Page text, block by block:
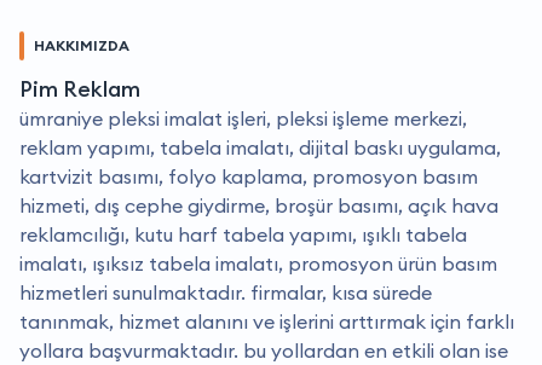
HAKKIMIZDA
Pim Reklam
ümraniye pleksi imalat işleri, pleksi işleme merkezi,
reklam yapımı, tabela imalatı, dijital baskı uygulama,
kartvizit basımı, folyo kaplama, promosyon basım
hizmeti, dış cephe giydirme, broşür basımı, açık hava
reklamcılığı, kutu harf tabela yapımı, ışıklı tabela
imalatı, ışıksız tabela imalatı, promosyon ürün basım
hizmetleri sunulmaktadır. firmalar, kısa sürede
tanınmak, hizmet alanını ve işlerini arttırmak için farklı
yollara başvurmaktadır. bu yollardan en etkili olan ise